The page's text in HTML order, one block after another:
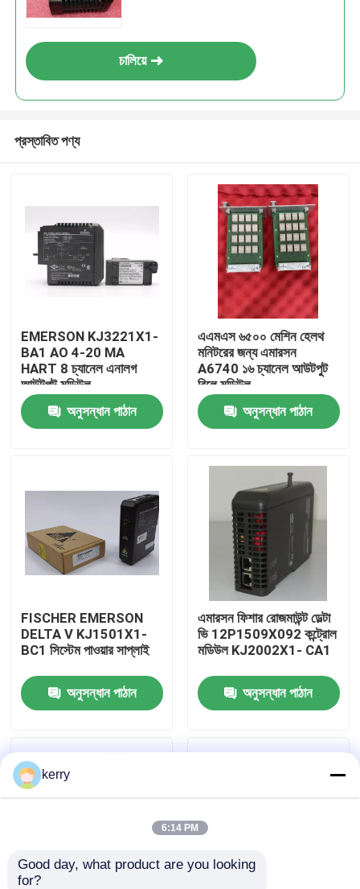
বাড়ি
ভিডিও
আমাদের সম্পর্কে
কারখানা ভ্রমণ
মান নিয়ন্ত্রণ
ব্লগ
ABB 800xa
চালিয়ে
প্রস্তাবিত পণ্য
EMERSON KJ3221X1-
BA1 AO 4-20 MA
HART 8 চ্যানেল এনালগ
আউটপুট মডিউল
অনুসন্ধান পাঠান
এএমএস ৬৫০০ মেশিন হেলথ
মনিটরের জন্য এমারসন
A6740 ১৬ চ্যানেল আউটপুট
রিলে মডিউল
অনুসন্ধান পাঠান
FISCHER EMERSON
DELTA V KJ1501X1-
BC1 সিস্টেম পাওয়ার সাপ্লাই
অনুসন্ধান পাঠান
এমারসন ফিশার রোজমাউন্ট ডেল্টা
ভি 12P1509X092 কন্ট্রোল
মডিউল KJ2002X1- CA1
অনুসন্ধান পাঠান
kerry
6:14 PM
Good day, what product are you looking
for?